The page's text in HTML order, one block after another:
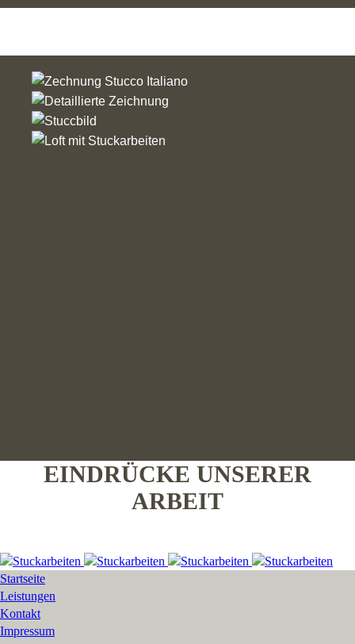
EINDRÜCKE UNSERER
ARBEIT
Startseite
Leistungen
Kontakt
Impressum